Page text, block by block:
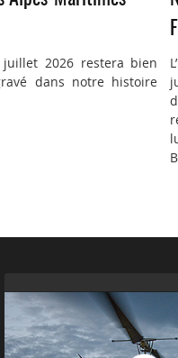
2026 restera bien
dans notre histoire